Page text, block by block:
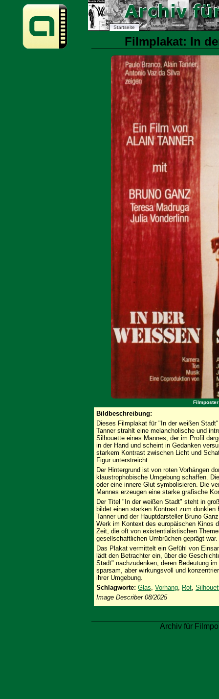
Startseite
Filmplakat: In
Bildbeschreibung:
Dieses Filmplakat für "In der weißen
Tanner strahlt eine melancholische und
Silhouette eines Mannes, der im Profil
in der Hand und scheint in Gedanken
starkem Kontrast zwischen Licht und
Figur unterstreicht.
Der Hintergrund ist von roten Vorhängen
klaustrophobische Umgebung schaffen.
oder eine innere Glut symbolisieren. Die
Mannes erzeugen eine starke grafische
Der Titel "In der weißen Stadt" steht in
bildet einen starken Kontrast zum dunklen
Tanner und der Hauptdarsteller Bruno
Werk im Kontext des europäischen Kinos
Zeit, die oft von existentialistischen
gesellschaftlichen Umbrüchen geprägt war.
Das Plakat vermittelt ein Gefühl von
lädt den Betrachter ein, über die
Stadt" nachzudenken, deren Bedeutung
sparsam, aber wirkungsvoll und
ihrer Umgebung.
Schlagworte: Glas, Vorhang, Rot,
Image Describer 08/2025
Archiv für